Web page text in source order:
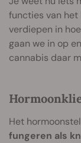
functies van het
verdiepen in
gaan we in op
cannabis daar
Het
fungeren als